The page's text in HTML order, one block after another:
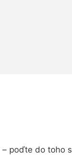
– poďte do toho